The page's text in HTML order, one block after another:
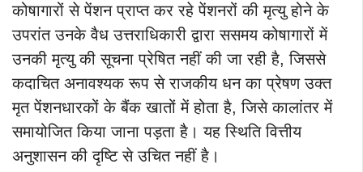
कोषागारों से पेंशन प्राप्त कर रहे पेंशनरों की मृत्यु होने के
उपरांत उनके वैध उत्तराधिकारी द्वारा ससमय कोषागारों में
उनकी मृत्यु की सूचना प्रेषित नहीं की जा रही है, जिससे
कदाचित अनावश्यक रूप से राजकीय धन का प्रेषण उक्त
मृत पेंशनधारकों के बैंक खातों में होता है, जिसे कालांतर में
समायोजित किया जाना पड़ता है। यह स्थिति वित्तीय
अनुशासन की दृष्टि से उचित नहीं है।